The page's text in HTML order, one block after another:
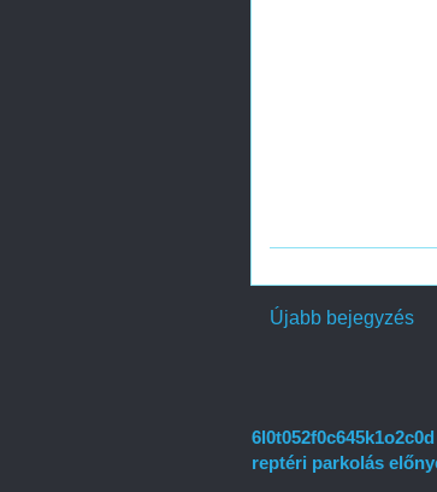
Újabb bejegyzés
reptéri parkolás